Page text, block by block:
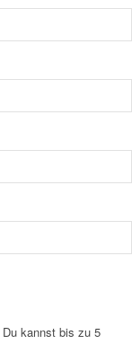
Du kannst bis zu 5